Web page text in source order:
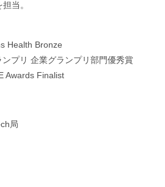
当。
Health Bronze
プリ 企業グランプリ部門優秀賞
Awards Finalist
局